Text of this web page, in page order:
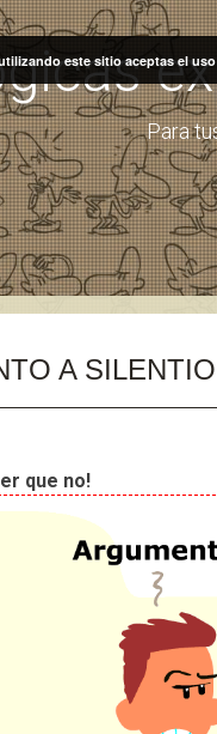
Para
A SILENTIO
que no!
este sitio aceptas el